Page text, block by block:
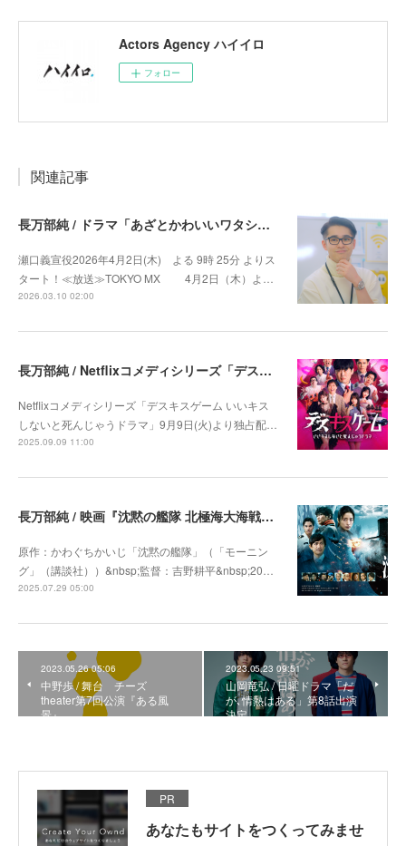
Actors Agency ハイイロ
フォロー
関連記事
長万部純 / ドラマ「あざとかわいいワタシが優勝」出演決定
瀬口義宣役2026年4月2日(木) よる 9時 25分 よりス
タート！≪放送≫TOKYO MX 4月2日（木）よ…
2026.03.10 02:00
長万部純 / Netflixコメディシリーズ「デスキスゲーム いいキスしないと死んじゃうドラマ」出演
Netflixコメディシリーズ「デスキスゲーム いいキス
しないと死んじゃうドラマ」9月9日(火)より独占配…
2025.09.09 11:00
長万部純 / 映画『沈黙の艦隊 北極海大海戦』出演 9月26日公開
原作：かわぐちかいじ「沈黙の艦隊」（「モーニン
グ」（講談社））&nbsp;監督：吉野耕平&nbsp;20…
2025.07.29 05:00
2023.05.26 05:06
中野歩 / 舞台 チーズ
theater第7回公演『ある風
景』
2023.05.23 09:51
山岡竜弘 / 日曜ドラマ「だ
が､情熱はある」第8話出演
決定
PR
あなたもサイトをつくってみませ